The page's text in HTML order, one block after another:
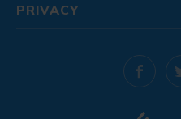
PRIVACY